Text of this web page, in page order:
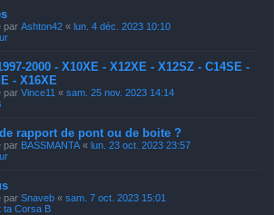
par Ashton42 « lun. 4 déc. 2023 10:10
2000 - X10XE - X12XE - X12SZ - C14SE -
- X16XE
par Vince11 « sam. 25 nov. 2023 14:14
rapport de pont ou de boite ?
par BASSMANTA « lun. 23 oct. 2023 23:57
par Snaveb « sam. 7 oct. 2023 15:01
ta Corsa B